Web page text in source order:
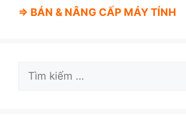
⇒ BÁN & NÂNG CẤP MÁY TÍNH
Tìm